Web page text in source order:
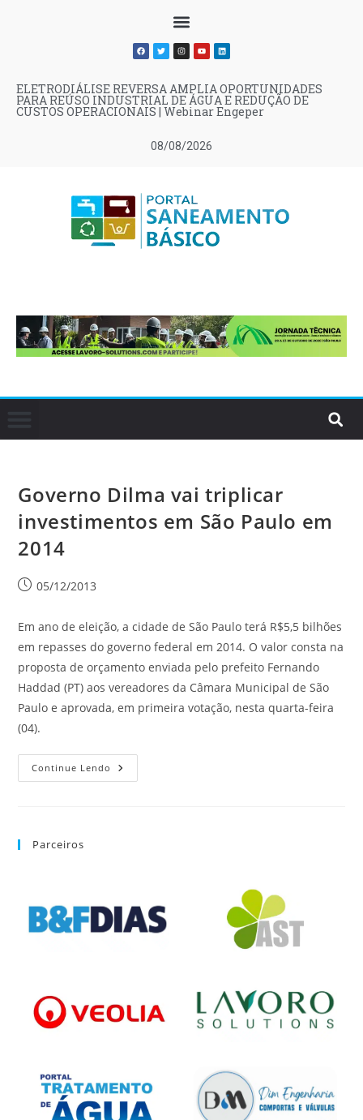
08/08/2026
ELETRODIÁLISE REVERSA AMPLIA OPORTUNIDADES
PARA REÚSO INDUSTRIAL DE ÁGUA E REDUÇÃO DE
CUSTOS OPERACIONAIS | Webinar Engeper
Governo Dilma vai triplicar
investimentos em São Paulo em
2014
05/12/2013
Em ano de eleição, a cidade de São Paulo terá R$5,5 bilhões
em repasses do governo federal em 2014. O valor consta na
proposta de orçamento enviada pelo prefeito Fernando
Haddad (PT) aos vereadores da Câmara Municipal de São
Paulo e aprovada, em primeira votação, nesta quarta-feira
(04).
Continue Lendo
Parceiros